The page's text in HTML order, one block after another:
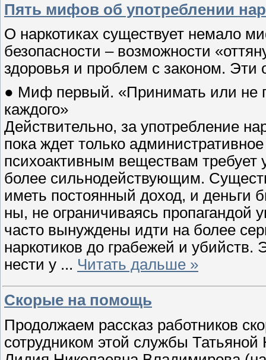
Пять мифов об употреблении
О наркотиках существует немало
безопасности – возможности
здоровья и проблем с законом.
● Миф первый. «Принимать или не
каждого»
Действительно, за употребление
пока ждет только
психоактивным веществам
более сильнодействующим.
иметь постоянный доход, и деньги
ны, не ограничиваясь пропагандой
часто вынуждены идти на более
наркотиков до грабежей и убийств.
нести у ... Читать дальше »
Скорые на помощь
Продолжаем рассказ работников
сотрудником этой службы